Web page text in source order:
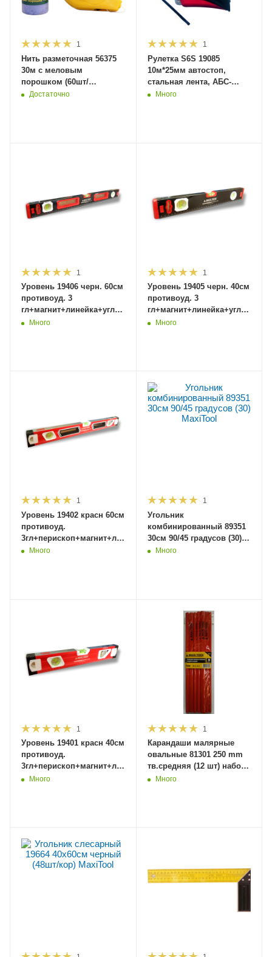
1
Нить разметочная 56375
30м с меловым
порошком (60шт/
кор)MaxiTool
Достаточно
1
Рулетка S6S 19085
10м*25мм автостоп,
стальная лента, АБС-
корп, ремешок (1/48)
Много
1
Уровень 19406 черн. 60см
противоуд. 3
гл+магнит+линейка+угломер,
резин.загл.фрезир.основ(40)MaxiTool
Много
1
Уровень 19405 черн. 40см
противоуд. 3
гл+магнит+линейка+угломер,
Много
1
Уровень 19402 красн 60см
противоуд.
3гл+перископ+магнит+линейка+рез.загл.2
фрезир.основ.
Много
1
Угольник
комбинированный 89351
30см 90/45 градусов (30)
MaxiTool
Много
1
Уровень 19401 красн 40см
противоуд.
3гл+перископ+магнит+линейка+рез.загл.2
фрезир.основ.
Много
1
Карандаши малярные
овальные 81301 250 mm
тв.средняя (12 шт) набор
MaxiTool (12/120)
Много